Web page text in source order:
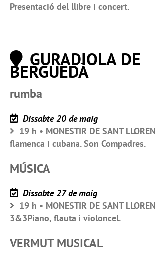
Presentació del llibre i concert.
GURADIOLA DE
BERGUEDÀ
rumba
Dissabte 20 de maig
19 h • MONESTIR DE SANT
flamenca i cubana. Son Compadres.
MÚSICA
Dissabte 27 de maig
19 h • MONESTIR DE SANT
3&3Piano, flauta i violoncel.
VERMUT MUSICAL